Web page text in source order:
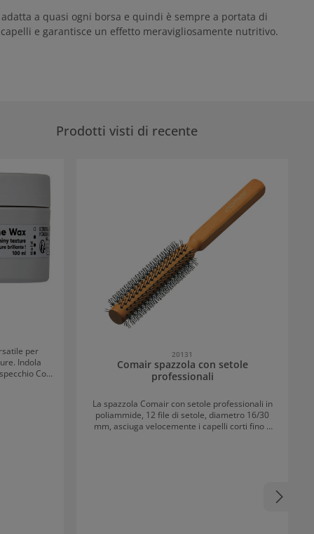
a quasi ogni borsa e quindi è sempre a portata di
e garantisce un effetto meravigliosamente nutritivo.
Prodotti visti di recente
per
Con
20131
Comair spazzola con setole
professionali
La spazzola Comair con setole professionali in
poliammide, 12 file di setole, diametro 16/30
mm, asciuga velocemente i capelli corti fino a